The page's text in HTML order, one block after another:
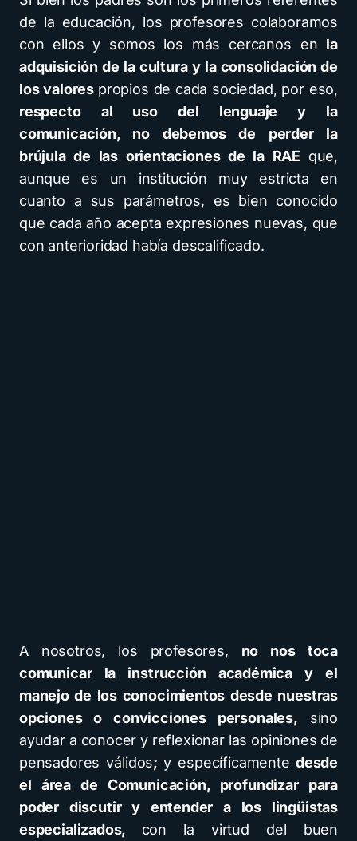
de la educación, los profesores colaboramos
con ellos y somos los más cercanos en la
adquisición de la cultura y la consolidación de
los valores propios de cada sociedad, por eso,
respecto al uso del lenguaje y la
comunicación, no debemos de perder la
brújula de las orientaciones de la RAE que,
aunque es un institución muy estricta en
cuanto a sus parámetros, es bien conocido
que cada año acepta expresiones nuevas, que
con anterioridad había descalificado.
A nosotros, los profesores, no nos toca
comunicar la instrucción académica y el
manejo de los conocimientos desde nuestras
opciones o convicciones personales, sino
ayudar a conocer y reflexionar las opiniones de
pensadores válidos;y específicamente desde
el área de Comunicación, profundizar para
poder discutir y entender a los lingüistas
especializados, con la virtud del buen